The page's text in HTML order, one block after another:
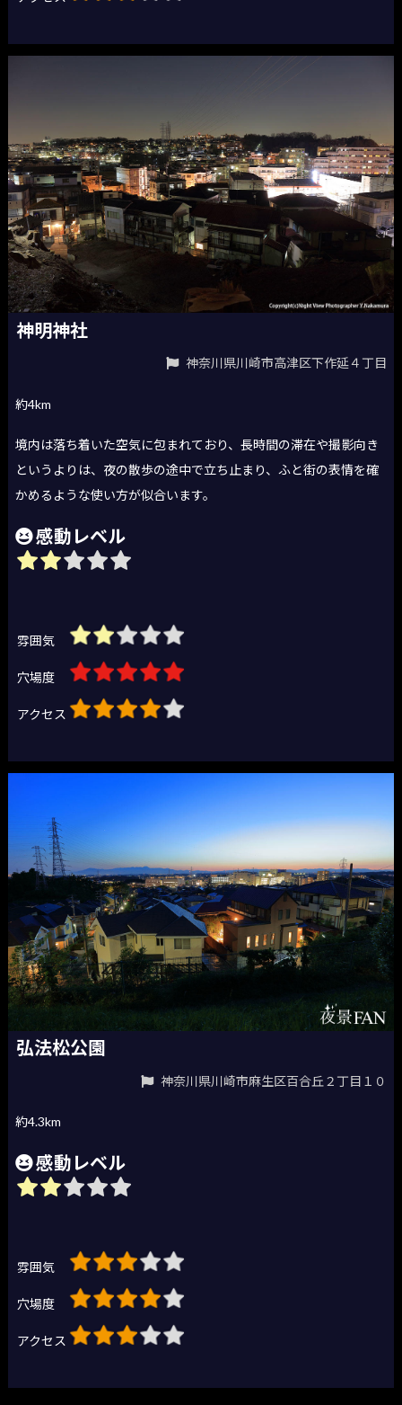
神明神社
神奈川県川崎市高津区下作延４丁目
約4km
境内は落ち着いた空気に包まれており、長時間の滞在や撮影向き
というよりは、夜の散歩の途中で立ち止まり、ふと街の表情を確
かめるような使い方が似合います。
感動レベル
雰囲気
穴場度
アクセス
弘法松公園
神奈川県川崎市麻生区百合丘２丁目１０
約4.3km
感動レベル
雰囲気
穴場度
アクセス